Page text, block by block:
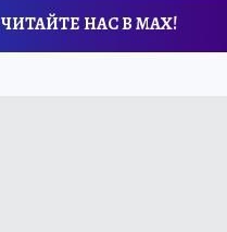
ЧИТАЙТЕ НАС В МАХ!